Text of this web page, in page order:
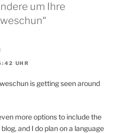
um Ihre
UHR
is getting seen around
more options to include the
and I do plan on a language